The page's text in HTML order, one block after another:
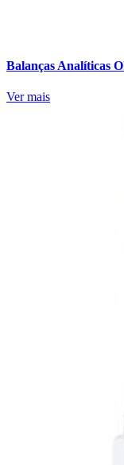
Balanças Analíticas
Ver mais